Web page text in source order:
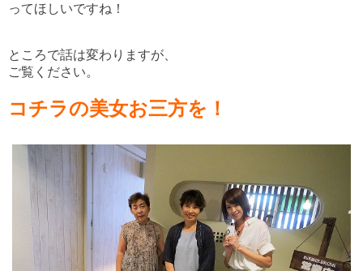
ってほしいですね！
ところで話は変わりますが、
ご覧ください。
コチラの美女お三方を！